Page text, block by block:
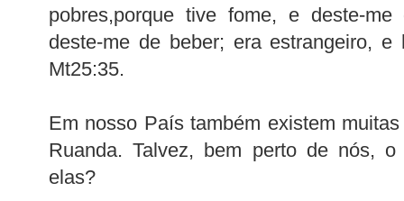
pobres,porque tive fome, e deste-
deste-me de beber; era estrangeiro, e
Mt25:35.
Em nosso País também existem
Ruanda. Talvez, bem perto de nós,
elas?